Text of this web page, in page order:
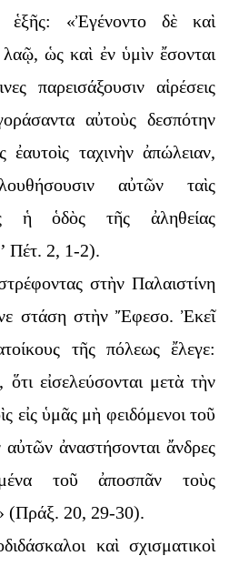
ἑξῆς: «Ἐγένοντο δὲ καὶ
ὡς καὶ ἐν ὑμὶν ἔσονται
παρεισάξουσιν αἱρέσεις
αὐτοὺς δεσπότην
ἐαυτοὶς ταχινὴν ἀπώλειαν,
αὐτῶν ταὶς
ἡ ὁδὸς τῆς ἀληθείας
Πέτ. 2, 1-2).
στὴν Παλαιστίνη
στάση στὴν Ἔφεσο. Ἐκεῖ
τῆς πόλεως ἔλεγε:
εἰσελεύσονται μετὰ τὴν
εἰς ὑμᾶς μὴ φειδόμενοι τοῦ
ἀναστήσονται ἄνδρες
τοῦ ἀποσπᾶν τοὺς
(Πράξ. 20, 29-30).
καὶ σχισματικοὶ